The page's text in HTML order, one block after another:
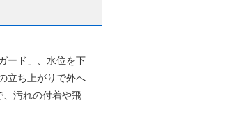
ード」、水位を下
立ち上がりで外へ
汚れの付着や飛